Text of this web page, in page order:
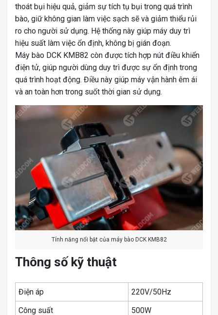
thoát bụi hiệu quả, giảm sự tích tụ bụi trong quá trình
bào, giữ không gian làm việc sạch sẽ và giảm thiểu rủi
ro cho người sử dụng. Hệ thống này giúp máy duy trì
hiệu suất làm việc ổn định, không bị gián đoạn.
Máy bào DCK KMB82 còn được tích hợp nút điều khiển
điện tử, giúp người dùng duy trì được sự ổn định trong
quá trình hoạt động. Điều này giúp máy vận hành êm ái
và an toàn hơn trong suốt thời gian sử dụng.
Tính năng nổi bật của máy bào DCK KMB82
Thông số kỹ thuật
Điện áp
220V/50Hz
Công suất
500W